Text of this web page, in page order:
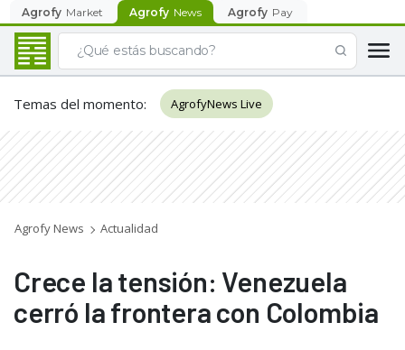
Agrofy Market Agrofy News Agrofy Pay
Temas del momento: AgrofyNews Live
Agrofy News Actualidad
Crece la tensión: Venezuela
cerró la frontera con Colombia